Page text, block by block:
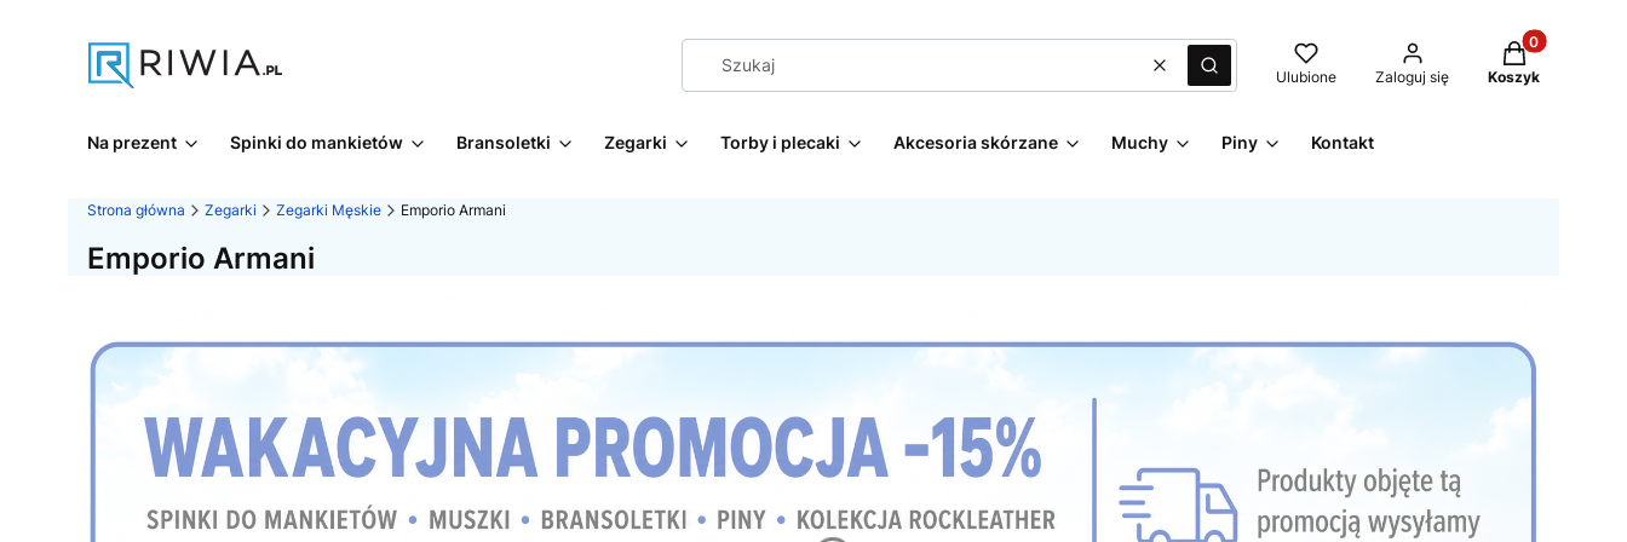
WyczyśćSzukaj Ulubione Zaloguj się
Produkty w
Koszyk
Na prezent Spinki do mankietów Bransoletki Zegarki Torby i plecaki Akcesoria skórzane Muchy Piny Kontakt
Strona główna Zegarki Zegarki Męskie Emporio Armani
Emporio Armani